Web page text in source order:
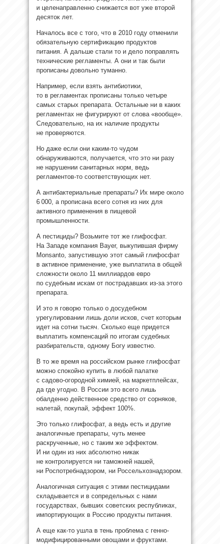
и целенаправленно снижается вот уже второй
десяток лет.
Началось все с того, что в 2010 году отменили
обязательную сертификацию продуктов
питания. А дальше стали то и дело поправлять
технические регламенты. А они и так были
прописаны довольно туманно.
Например, если взять антибиотики,
то в регламентах прописаны только четыре
самых старых препарата. Остальные ни в каких
регламентах не фигурируют от слова «вообще».
Следовательно, на их наличие продукты
не проверяются.
Но даже если они каким-то чудом
обнаруживаются, получается, что это ни разу
не нарушении санитарных норм, ведь
регламентов-то соответствующих нет.
А антибактериальные препараты? Их мире около
6 000, а прописана всего сотня из них для
активного применения в пищевой
промышленности.
А пестициды? Возьмите тот же глифосфат.
На Западе компания Bayer, выкупившая фирму
Monsanto, запустившую этот самый глифосфат
в активное применение, уже выплатила в общей
сложности около 11 миллиардов евро
по судебным искам от пострадавших из-за этого
препарата.
И это я говорю только о досудебном
урегулировании лишь доли исков, счет которым
идет на сотни тысяч. Сколько еще придется
выплатить компенсаций по итогам судебных
разбирательств, одному Богу известно.
В то же время на российском рынке глифосфат
можно спокойно купить в любой палатке
с садово-огородной химией, на маркетплейсах,
да где угодно. В России это всего лишь
обалденно действенное средство от сорняков,
налетай, покупай, эффект 100%.
Это только глифосфат, а ведь есть и другие
аналогичные препараты, чуть менее
раскрученные, но с таким же эффектом.
И ни один из них абсолютно никак
не контролируется ни таможней нашей,
ни Роспотребнадзором, ни Россельхознадзором.
Аналогичная ситуация с этими пестицидами
складывается и в сопредельных с нами
государствах, бывших советских республиках,
импортирующих в Россию продукты питания.
А еще как-то ушла в тень проблема с генно-
модифицированными овощами и фруктами.